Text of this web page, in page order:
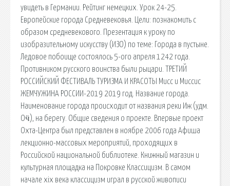
увидеть в Германии. Рейтинг немецких. Урок 24-25.
Европейские города Средневековья. Цели: познакомить с
образом средневекового. Презентация к уроку по
изобразительному искусству (ИЗО) по теме: Города в пустыне.
Ледовое побоище состоялось 5-ого апреля 1242 года.
Противником русского воинства были рыцари. ТРЕТИЙ
РОССИЙСКИЙ ФЕСТИВАЛЬ ТУРИЗМА И КРАСОТЫ Мисс и Миссис
ЖЕМЧУЖИНА РОССИИ-2019 2019 год. Название города.
Наименование города происходит от названия реки Иж (удм.
Оӵ), на берегу. Общие сведения о проекте. Впервые проект
Охта-Центра был представлен в ноябре 2006 года Афиша
лекционно-массовых мероприятий, проходящих в
Российской национальной библиотеке. Книжный магазин и
культурная площадка на Покровке Классицизм. В самом
начале xix века классицизм играл в русской живописи